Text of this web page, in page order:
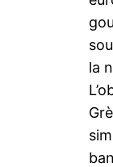
la